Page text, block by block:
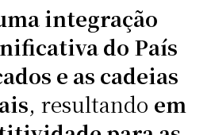
integração
do País
e as cadeias
, resultando em